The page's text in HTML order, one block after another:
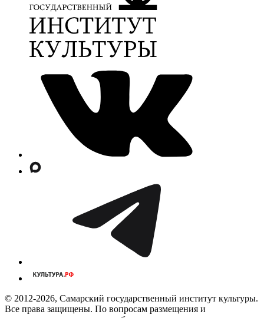
© 2012-2026, Самарский государственный институт культуры.
Все права защищены. По вопросам размещения и